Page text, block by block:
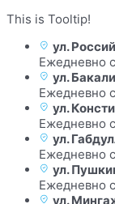
This is Tooltip!
ул.
Ежедневно
ул.
Ежедневно
ул.
Ежедневно
ул.
Ежедневно
ул.
Ежедневно
ул.